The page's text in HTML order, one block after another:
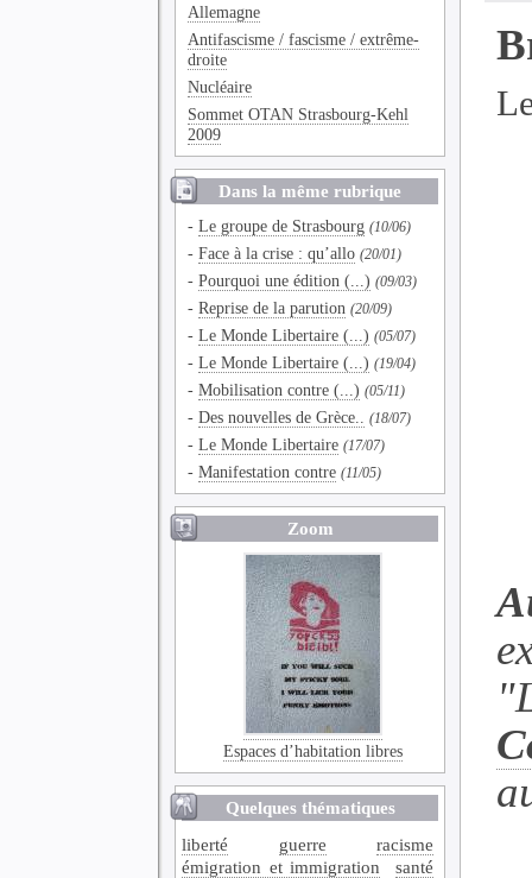
Allemagne
Antifascisme / fascisme / extrême-
droite
Nucléaire
Sommet OTAN Strasbourg-Kehl
2009
Dans la même rubrique
-Le groupe de Strasbourg (10/06)
-Face à la crise : qu’allo (20/01)
-Pourquoi une édition (...) (09/03)
-Reprise de la parution (20/09)
-Le Monde Libertaire (...) (05/07)
-Le Monde Libertaire (...) (19/04)
-Mobilisation contre (...) (05/11)
-Des nouvelles de Grèce.. (18/07)
-Le Monde Libertaire (17/07)
-Manifestation contre (11/05)
Zoom
Espaces d’habitation libres
Quelques thématiques
liberté
guerre
racisme
émigration et immigration
santé